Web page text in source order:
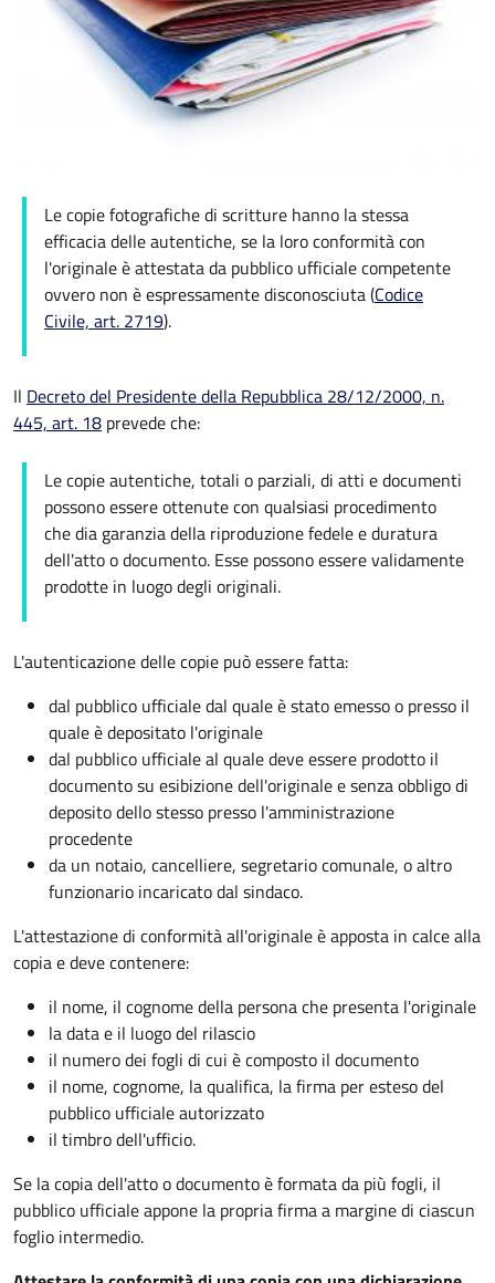
Le copie fotografiche di scritture hanno la stessa
efficacia delle autentiche, se la loro conformità con
l'originale è attestata da pubblico ufficiale competente
ovvero non è espressamente disconosciuta (Codice
Civile, art. 2719).
Il Decreto del Presidente della Repubblica 28/12/2000, n.
445, art. 18 prevede che:
Le copie autentiche, totali o parziali, di atti e documenti
possono essere ottenute con qualsiasi procedimento
che dia garanzia della riproduzione fedele e duratura
dell'atto o documento. Esse possono essere validamente
prodotte in luogo degli originali.
L'autenticazione delle copie può essere fatta:
dal pubblico ufficiale dal quale è stato emesso o presso il
quale è depositato l'originale
dal pubblico ufficiale al quale deve essere prodotto il
documento su esibizione dell'originale e senza obbligo di
deposito dello stesso presso l'amministrazione
procedente
da un notaio, cancelliere, segretario comunale, o altro
funzionario incaricato dal sindaco.
L'attestazione di conformità all'originale è apposta in calce alla
copia e deve contenere:
il nome, il cognome della persona che presenta l'originale
la data e il luogo del rilascio
il numero dei fogli di cui è composto il documento
il nome, cognome, la qualifica, la firma per esteso del
pubblico ufficiale autorizzato
il timbro dell'ufficio.
Se la copia dell'atto o documento è formata da più fogli, il
pubblico ufficiale appone la propria firma a margine di ciascun
foglio intermedio.